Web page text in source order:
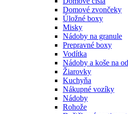
Domové zvončeky
Úložné boxy
Misky
Nádoby na granule
Prepravné boxy
Vodítka
Nádoby a koše na
Žiarovky
Kuchyňa
Nákupné vozíky
Nádoby
Rohože